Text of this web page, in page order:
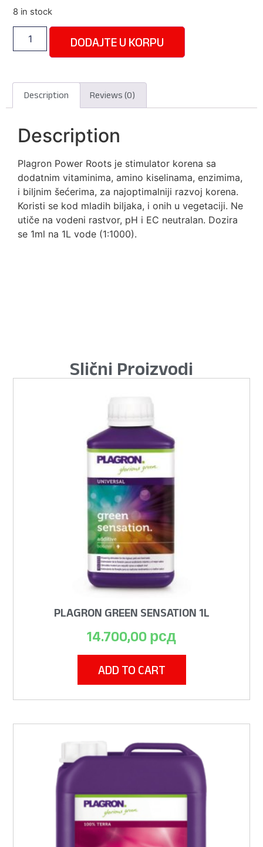
8 in stock
DODAJTE U KORPU
Description Reviews (0)
Description
Plagron Power Roots je stimulator korena sa
dodatnim vitaminima, amino kiselinama, enzimima,
i biljnim šećerima, za najoptimalniji razvoj korena.
Koristi se kod mladih biljaka, i onih u vegetaciji. Ne
utiče na vodeni rastvor, pH i EC neutralan. Dozira
se 1ml na 1L vode (1:1000).
Slični Proizvodi
PLAGRON GREEN SENSATION 1L
14.700,00 рсд
ADD TO CART